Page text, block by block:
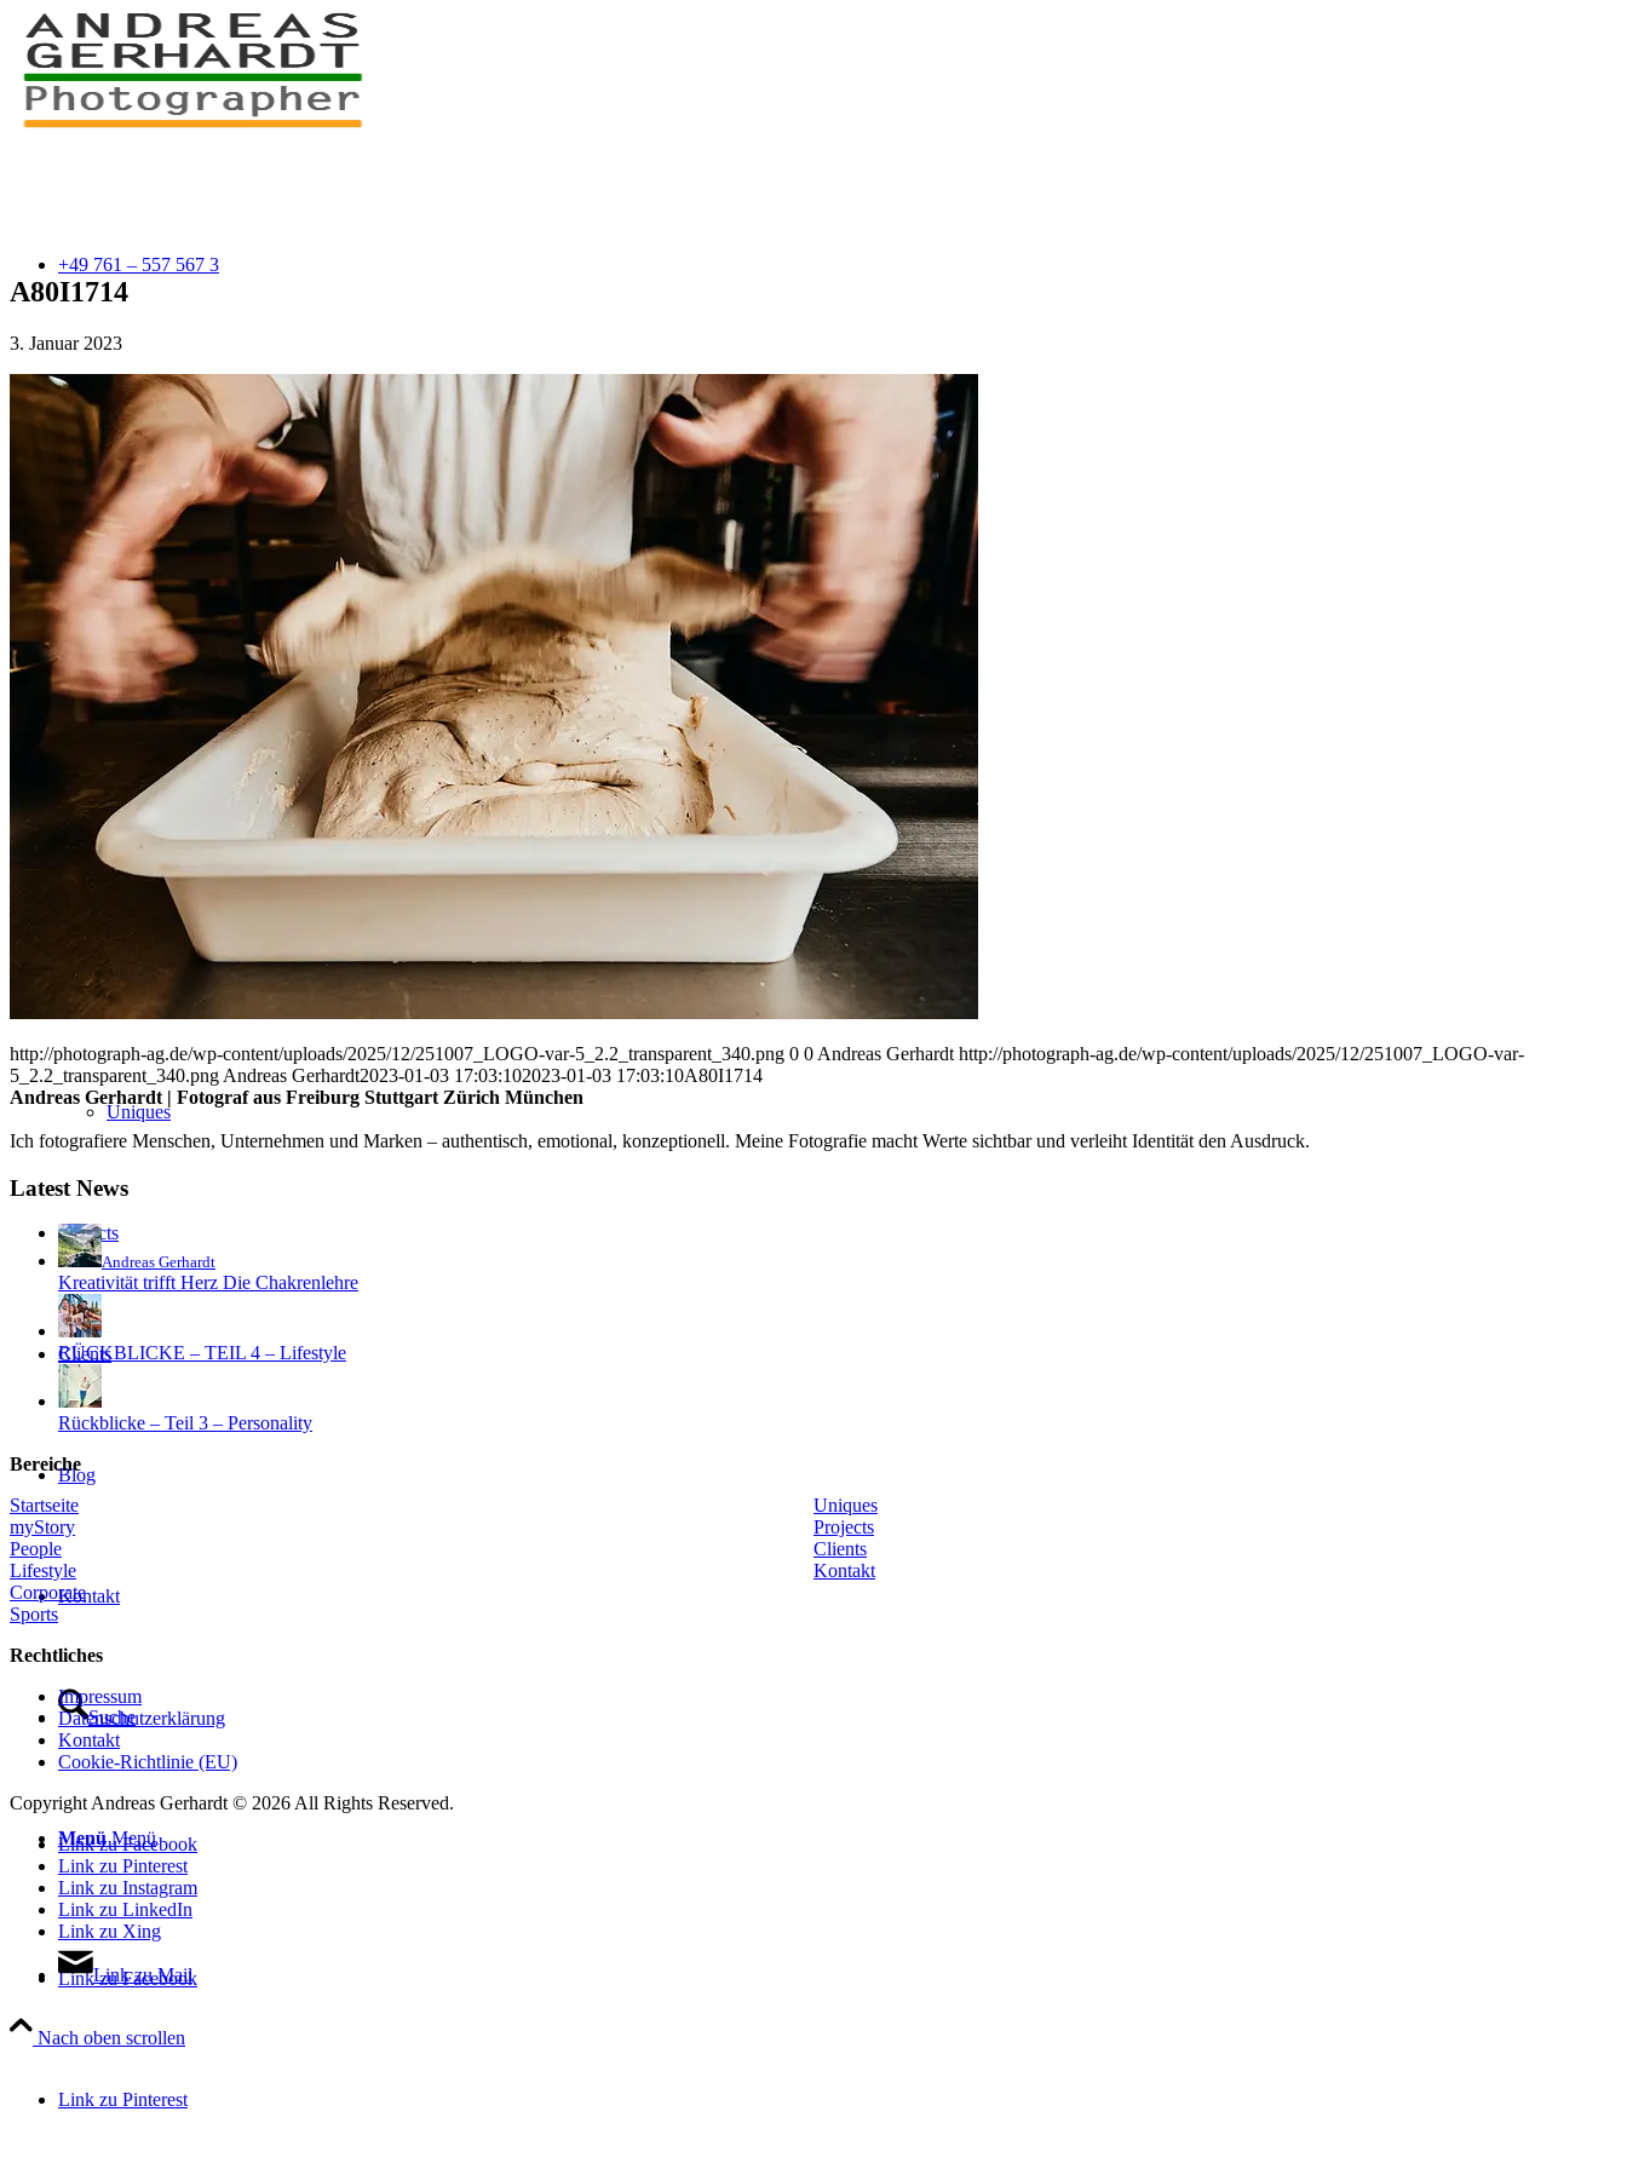
+49 761 – 557 567 3
myStory
Portfolio
People
Corporate
Sports
Uniques
Projects
Clients
Blog
Kontakt
Suche
Menü Menü
Link zu Facebook
Link zu Pinterest
A80I1714
3. Januar 2023
http://photograph-ag.de/wp-content/uploads/2025/12/251007_LOGO-var-5_2.2_transparent_340.png 0 0 Andreas Gerhardt http://photograph-ag.de/wp-content/uploads/2025/12/251007_LOGO-var-
5_2.2_transparent_340.png Andreas Gerhardt2023-01-03 17:03:102023-01-03 17:03:10A80I1714
Andreas Gerhardt | Fotograf aus Freiburg Stuttgart Zürich München
Ich fotografiere Menschen, Unternehmen und Marken – authentisch, emotional, konzeptionell. Meine Fotografie macht Werte sichtbar und verleiht Identität den Ausdruck.
Latest News
Andreas Gerhardt
Kreativität trifft Herz Die Chakrenlehre
RÜCKBLICKE – TEIL 4 – Lifestyle
Rückblicke – Teil 3 – Personality
Bereiche
Startseite
myStory
People
Lifestyle
Corporate
Sports
Uniques
Projects
Clients
Kontakt
Rechtliches
Impressum
Datenschutzerklärung
Kontakt
Cookie-Richtlinie (EU)
Copyright Andreas Gerhardt © 2026 All Rights Reserved.
Link zu Facebook
Link zu Pinterest
Link zu Instagram
Link zu LinkedIn
Link zu Xing
Link zu Mail
Nach oben scrollen